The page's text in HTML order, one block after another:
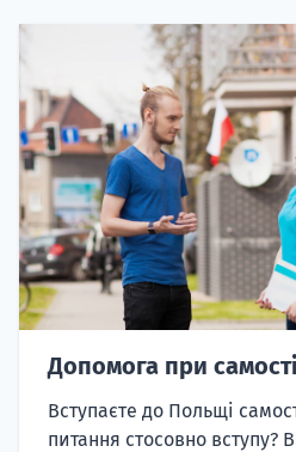
Допомога при
Вступаєте до Польщі
питання стосовно вступу?